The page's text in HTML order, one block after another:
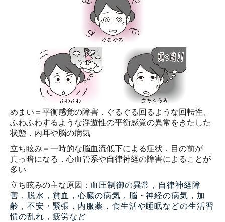
めまい＝平衡感覚の障害． ぐるぐる回るような回転性、
ふわふわするような浮遊性の平衡感覚の異常をきたした
状態．内耳や脳の病気
立ち眩み＝一時的な脳血流低下による症状．目の前が
真っ暗になる．心血管系や自律神経の障害によることが
多い
立ち眩みの主な原因： 血圧制御の異常， 自律神経障
害， 脱水，貧血，心臓の病気， 脳・神経の病気， 加
齢， 不安・緊張， 内服薬， 食生活や睡眠などの生活習
慣の乱れ， 疲労など